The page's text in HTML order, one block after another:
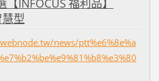
INFOCUS 福利品】
型
news/ptt%e6%8e%a